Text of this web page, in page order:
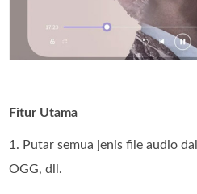
Fitur Utama
1. Putar semua jenis file audio
OGG, dll.